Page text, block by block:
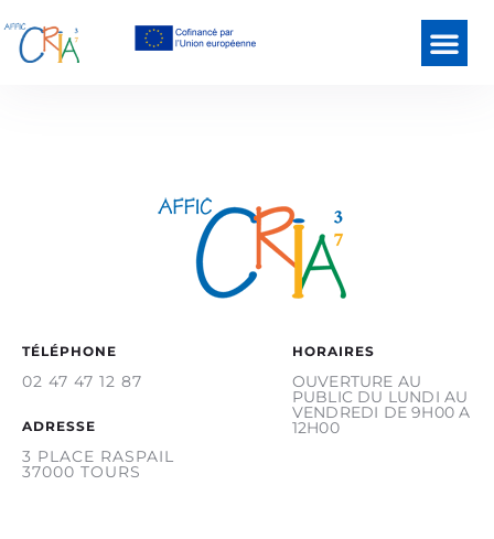
TÉLÉPHONE
02 47 47 12 87
ADRESSE
3 PLACE RASPAIL
37000 TOURS
HORAIRES
OUVERTURE AU
PUBLIC DU LUNDI AU
VENDREDI DE 9H00 A
12H00